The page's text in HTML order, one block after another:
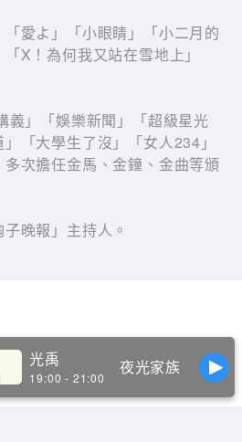
愛よ」「小眼睛」「小二月的
X！為何我又站在雪地上」
」「娛樂新聞」「超級星光
「大學生了沒」「女人234」
次擔任金馬、金鐘、金曲等頒
晚報」主持人。
光禹
19:00 - 21:00
夜光家族